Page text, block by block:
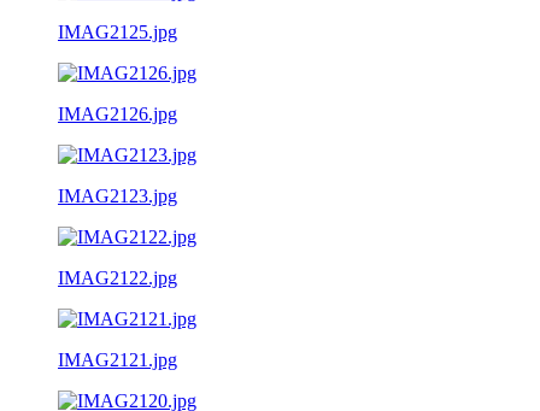
IMAG2125.jpg
IMAG2126.jpg
IMAG2123.jpg
IMAG2122.jpg
IMAG2121.jpg